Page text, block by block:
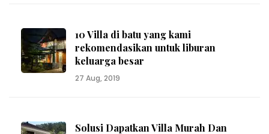
10 Villa di batu yang kami
rekomendasikan untuk liburan
keluarga besar
27 Aug, 2019
Solusi Dapatkan Villa Murah Dan